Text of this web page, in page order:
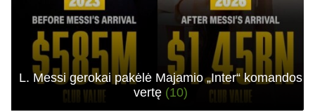
L. Messi gerokai pakėlė Majamio „Inter“ komandos
vertę (10)